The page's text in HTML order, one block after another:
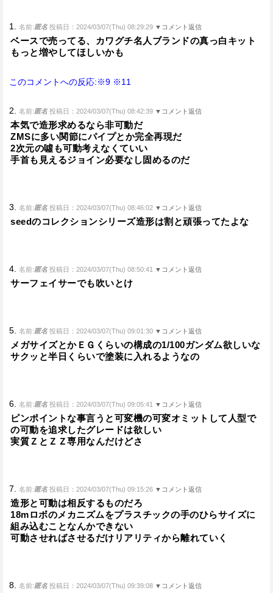
1. 名前:匿名 投稿日：2024/03/07(Thu) 08:29:29 ▼コメント返信
ベースで売ってる、カワグチ名人ブランドの真っ白キット
もっと増やしてほしいかも
このコメントへの反応:※9 ※11
2. 名前:匿名 投稿日：2024/03/07(Thu) 08:42:39 ▼コメント返信
本気で造形求めるなら非可動だ
ZMSに多い関節にパイプとか完全再現だ
2次元の噓も可動考えなくていい
手首も見えるジョイン必要なし固めるのだ
3. 名前:匿名 投稿日：2024/03/07(Thu) 08:46:02 ▼コメント返信
seedのコレクションシリーズ造形は割と頑張ってたよな
4. 名前:匿名 投稿日：2024/03/07(Thu) 08:50:41 ▼コメント返信
サーフェイサーでも吹いとけ
5. 名前:匿名 投稿日：2024/03/07(Thu) 09:01:30 ▼コメント返信
メガサイズとかＥＧくらいの構成の1/100ガンダム欲しいな
サクッと半日くらいで塗装に入れるようなの
6. 名前:匿名 投稿日：2024/03/07(Thu) 09:05:41 ▼コメント返信
ピンポイントな事言うと可変機の可変オミットして人型で
の可動を追求したグレードは欲しい
実質ＺとＺＺ専用なんだけどさ
7. 名前:匿名 投稿日：2024/03/07(Thu) 09:15:26 ▼コメント返信
造形と可動は相反するものだろ
18mロボのメカニズムをプラスチックの手のひらサイズに
組み込むことなんかできない
可動させればさせるだけリアリティから離れていく
8. 名前:匿名 投稿日：2024/03/07(Thu) 09:39:08 ▼コメント返信